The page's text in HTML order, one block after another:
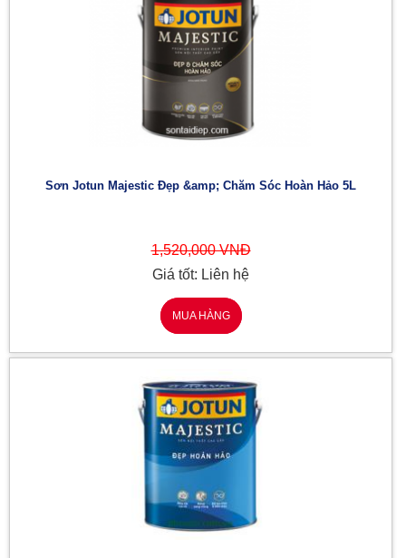
Sơn Jotun Majestic Đẹp &amp; Chăm Sóc Hoàn Hảo 5L
1,520,000 VNĐ
Giá tốt: Liên hệ
MUA HÀNG